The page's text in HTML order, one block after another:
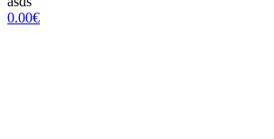
0.00€